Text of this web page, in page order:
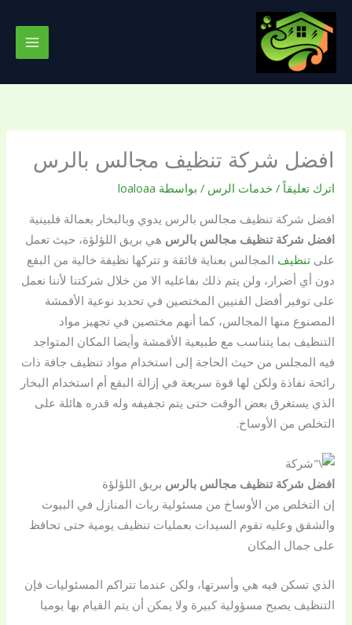
تخطي
المحتوى
افضل شركة تنظيف مجالس بالرس
اترك تعليقاً / خدمات الرس / بواسطة loaloaa
افضل شركة تنظيف مجالس بالرس يدوي وبالبخار بعمالة فلبينية
افضل شركة تنظيف مجالس بالرس هي بريق اللؤلؤة، حيث تعمل
علىتنظيف المجالس بعناية فائقة و تتركها نظيفة خالية من البقع
دون أي أضرار، ولن يتم ذلك بفاعليه الا من خلال شركتنا لأننا نعمل
على توفير أفضل الفنيين المختصين في تحديد نوعية الأقمشة
المصنوع منها المجالس، كما أنهم مختصين في تجهيز مواد
التنظيف بما يتناسب مع طبيعية الأقمشة وأيضا المكان المتواجد
فيه المجلس من حيث الحاجة إلى استخدام مواد تنظيف جافة ذات
رائحة نفاذة ولكن لها قوة سريعة في إزالة البقع أم استخدام البخار
الذي يستغرق بعض الوقت حتى يتم تجفيفه وله قدره هائلة على
التخلص من الأوساخ.
افضل شركة تنظيف مجالس بالرس بريق اللؤلؤة
إن التخلص من الأوساخ من مسئولية ربات المنازل في البيوت
والشقق وعليه تقوم السيدات بعمليات تنظيف يومية حتى تحافظ
على جمال المكان
الذي تسكن فيه هي وأسرتها، ولكن عندما تتراكم المسئوليات فإن
التنظيف يصبح مسؤولية كبيرة ولا يمكن أن يتم القيام بها يوميا